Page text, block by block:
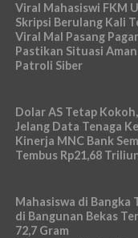
Viral Mahasiswi FKM
Skripsi Berulang Kali
Viral Mal Pasang
Pastikan Situasi
Patroli Siber
Dolar AS Tetap
Jelang Data Tenaga
Kinerja MNC Bank
Tembus Rp21,68
Mahasiswa di Bangka
di Bangunan Bekas
72,7 Gram